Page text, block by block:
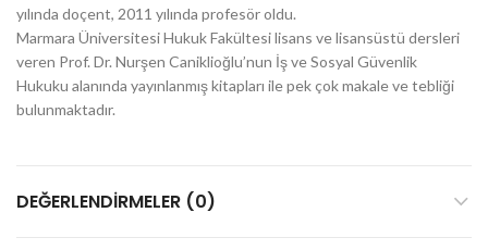
yılında doçent, 2011 yılında profesör oldu.
Marmara Üniversitesi Hukuk Fakültesi lisans ve lisansüstü dersleri
veren Prof. Dr. Nurşen Caniklioğlu’nun İş ve Sosyal Güvenlik
Hukuku alanında yayınlanmış kitapları ile pek çok makale ve tebliği
bulunmaktadır.
DEĞERLENDIRMELER (0)